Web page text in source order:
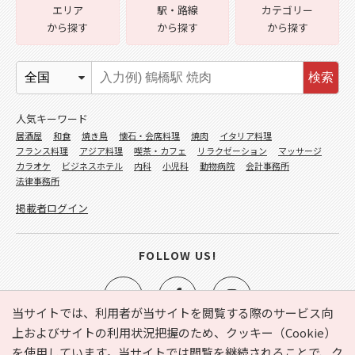
当サイトでは、利用者が当サイトを閲覧する際のサービス向
上およびサイトの利用状況把握のため、クッキー（Cookie）
エリア
から探す
駅・路線
から探す
カテゴリー
から探す
検索
人気キーワード
居酒屋 和食 焼き鳥 懐石・会席料理 焼肉
イタリア料理
フランス料理
アジア料理 喫茶・カフェ リラクゼーション
マッサージ
カラオケ
ビジネスホテル 内科 小児科 動物病院
会計事務所
法律事務所
掲載者ログイン
FOLLOW US!